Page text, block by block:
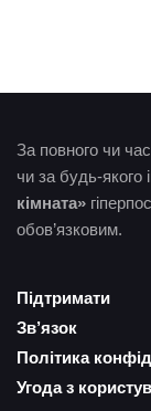
За повного чи
чи за будь-якого
кімната»
обов’язковим.
Підтримати
Зв’язок
Політика
Угода з